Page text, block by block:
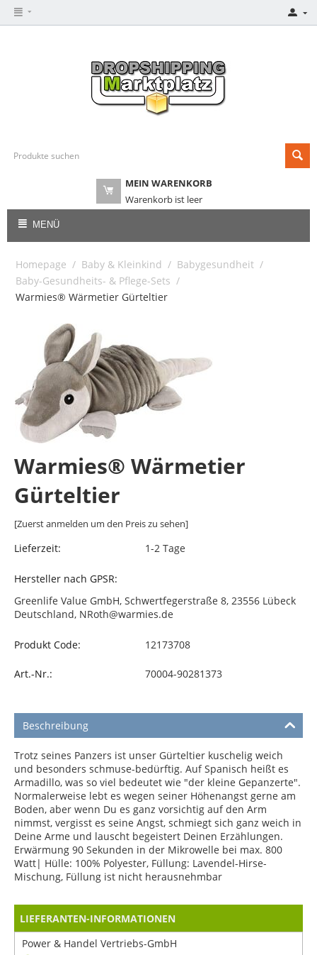
MEIN WARENKORB
Warenkorb ist leer
MENÜ
Homepage / Baby & Kleinkind / Babygesundheit /
Baby-Gesundheits- & Pflege-Sets /
Warmies® Wärmetier Gürteltier
Warmies® Wärmetier
Gürteltier
[Zuerst anmelden um den Preis zu sehen]
Lieferzeit: 1-2 Tage
Hersteller nach GPSR:
Greenlife Value GmbH, Schwertfegerstraße 8, 23556 Lübeck
Deutschland, NRoth@warmies.de
Produkt Code: 12173708
Art.-Nr.: 70004-90281373
Beschreibung
Trotz seines Panzers ist unser Gürteltier kuschelig weich
und besonders schmuse-bedürftig. Auf Spanisch heißt es
Armadillo, was so viel bedeutet wie "der kleine Gepanzerte".
Normalerweise lebt es wegen seiner Höhenangst gerne am
Boden, aber wenn Du es ganz vorsichtig auf den Arm
nimmst, vergisst es seine Angst, schmiegt sich ganz weich in
Deine Arme und lauscht begeistert Deinen Erzählungen.
Erwärmung 90 Sekunden in der Mikrowelle bei max. 800
Watt| Hülle: 100% Polyester, Füllung: Lavendel-Hirse-
Mischung, Füllung ist nicht herausnehmbar
LIEFERANTEN-INFORMATIONEN
Power & Handel Vertriebs-GmbH